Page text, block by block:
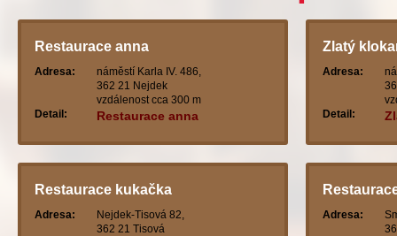
Restaurace anna
Adresa:
náměstí Karla IV. 486,
362 21 Nejdek
vzdálenost cca 300 m
Detail:
Restaurace anna
Zlatý
Adresa:
Detail:
Restaurace kukačka
Adresa:
Nejdek-Tisová 82,
362 21 Tisová
Adresa: